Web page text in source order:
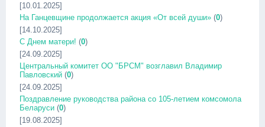
[10.01.2025]
На Ганцевщине продолжается акция «От всей души» (0)
[14.10.2025]
С Днем матери! (0)
[24.09.2025]
Центральный комитет ОО "БРСМ" возглавил Владимир
Павловский (0)
[24.09.2025]
Поздравление руководства района со 105-летием комсомола
Беларуси (0)
[19.08.2025]